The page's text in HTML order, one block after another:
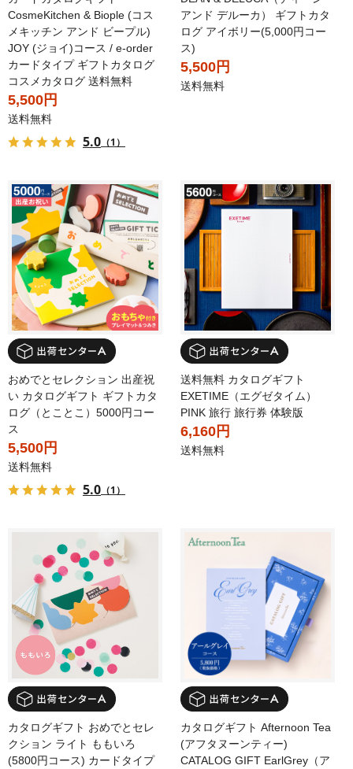
CosmeKitchen & Biople (コス
メキッチン アンド ビープル)
JOY (ジョイ)コース / e-order
カードタイプ ギフトカタログ
コスメカタログ 送料無料
5,500円
送料無料
5.0 （1）
アンド デルーカ） ギフトカタ
ログ アイボリー(5,000円コー
ス)
5,500円
送料無料
おめでとセレクション 出産祝
い カタログギフト ギフトカタ
ログ（とことこ）5000円コー
ス
5,500円
送料無料
5.0 （1）
送料無料 カタログギフト
EXETIME（エグゼタイム）
PINK 旅行 旅行券 体験版
6,160円
送料無料
カタログギフト おめでとセレ
クション ライト ももいろ
(5800円コース) カードタイプ
カタログギフト Afternoon Tea
(アフタヌーンティー)
CATALOG GIFT EarlGrey（ア